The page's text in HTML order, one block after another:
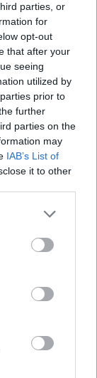
parties, or
for
opt-out
that after your
seeing
utilized by
prior to
further
parties on the
may
IAB’s List of
it to other
2005
2005